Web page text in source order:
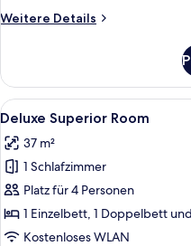
anzeigen
Weitere Details
Weitere
Zimmer,
Schlafzimmer,
Nichtraucher
Alle
Fotos
für
Deluxe
Superior
Room
anzeigen
5
Deluxe Superior Room
37 m²
1 Schlafzimmer
Platz für 4 Personen
1 Einzelbett, 1 Doppelbett
Kostenloses WLAN